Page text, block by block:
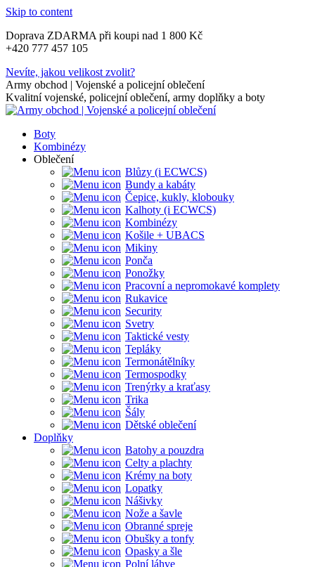
Skip to content
Doprava ZDARMA při koupi nad 1 800 Kč
+420 777 457 105
Nevíte, jakou velikost zvolit?
Army obchod | Vojenské a policejní oblečení
Kvalitní vojenské, policejní oblečení, army doplňky a boty
Boty
Kombinézy
Oblečení
Blůzy (i ECWCS)
Bundy a kabáty
Čepice, kukly, klobouky
Kalhoty (i ECWCS)
Kombinézy
Košile + UBACS
Mikiny
Ponča
Ponožky
Pracovní a nepromokavé komplety
Rukavice
Security
Svetry
Taktické vesty
Tepláky
Termonátělníky
Termospodky
Trenýrky a kraťasy
Trika
Šály
Dětské oblečení
Doplňky
Batohy a pouzdra
Celty a plachty
Krémy na boty
Lopatky
Nášivky
Nože a šavle
Obranné spreje
Obušky a tonfy
Opasky a šle
Polní láhve